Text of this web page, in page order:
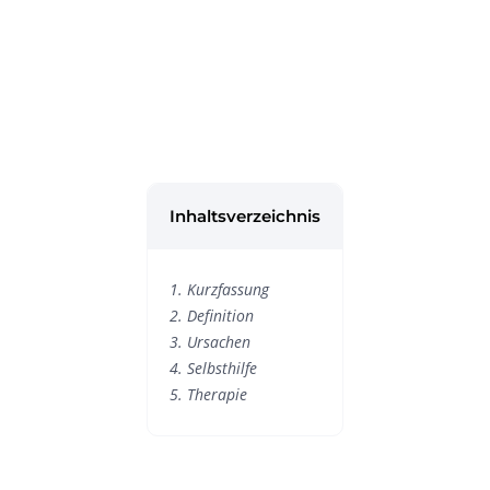
Inhaltsverzeichnis
1. Kurzfassung
2. Definition
3. Ursachen
4. Selbsthilfe
5. Therapie